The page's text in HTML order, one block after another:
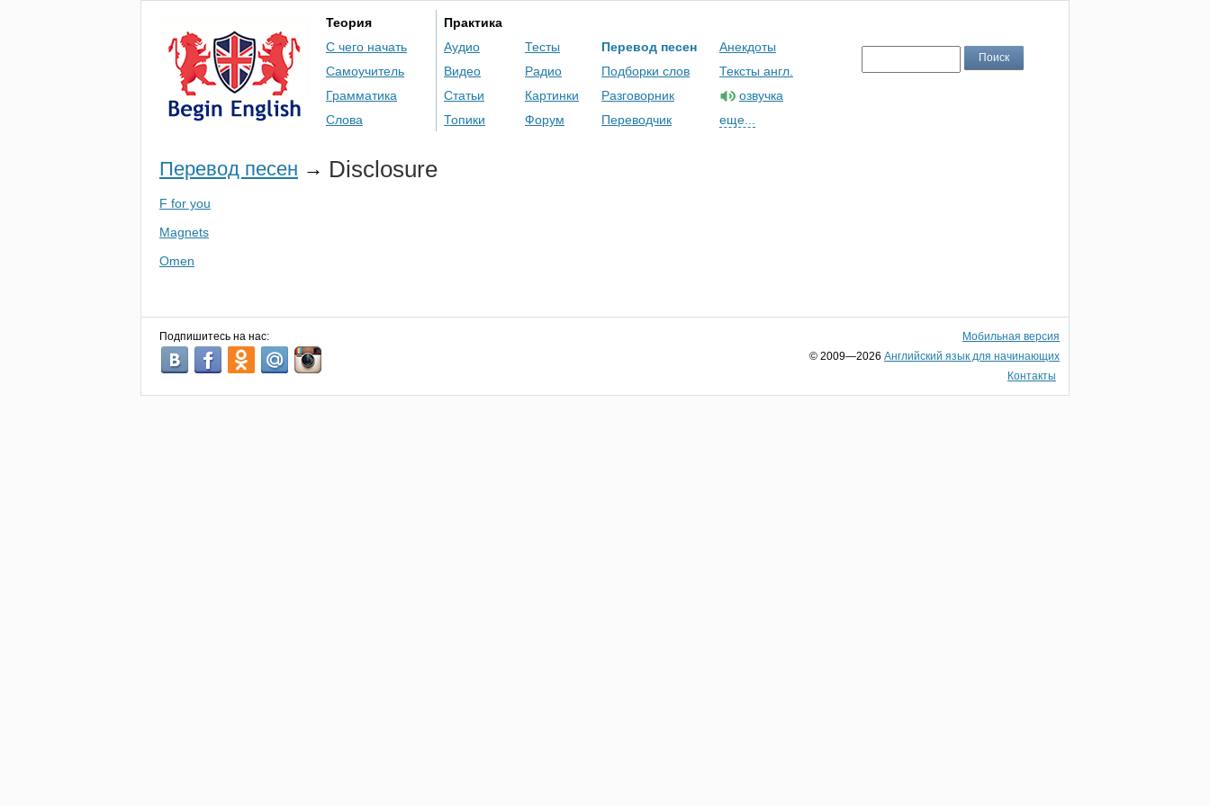
Теория
С чего начать
Самоучитель
Грамматика
Слова
Практика
Аудио
Видео
Статьи
Топики
Тесты
Радио
Картинки
Форум
Перевод песен
Подборки слов
Разговорник
Переводчик
Анекдоты
Тексты англ.
озвучка
еще...
Перевод песен → Disclosure
F for you
Magnets
Omen
Подпишитесь на нас:
Мобильная версия
© 2009—2026 Английский язык для начинающих
Контакты